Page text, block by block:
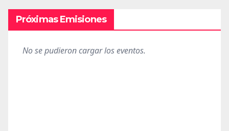
Próximas Emisiones